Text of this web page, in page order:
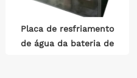
Placa de resfriamento
de água da bateria de